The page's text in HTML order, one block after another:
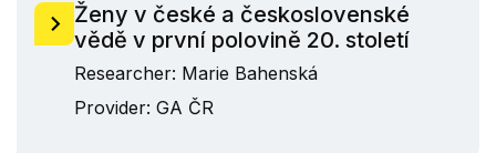
Ženy v české a československé
vědě v první polovině 20. století
Researcher: Marie Bahenská
Provider: GA ČR